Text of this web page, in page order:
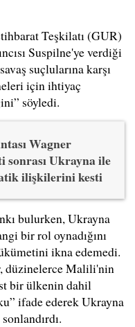
Teşkilatı (GUR)
Suspilne'ye verdiği
suçlularına karşı
için ihtiyaç
söyledi.
Wagner
sonrası Ukrayna ile
ilişkilerini kesti
bulurken, Ukrayna
bir rol oynadığını
ikna edemedi.
düzinelerce Malili'nin
bir ülkenin dahil
ifade ederek Ukrayna